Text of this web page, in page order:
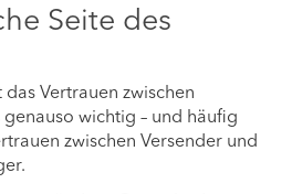
Seite des
Vertrauen zwischen
wichtig – und häufig
zwischen Versender und